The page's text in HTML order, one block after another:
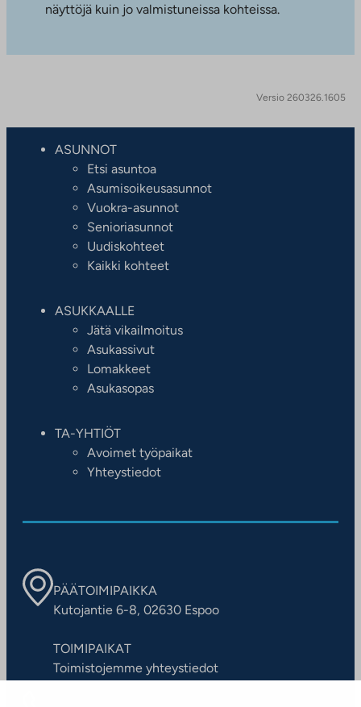
näyttöjä kuin jo valmistuneissa kohteissa.
Versio 260326.1605
ASUNNOT
Etsi asuntoa
Asumisoikeusasunnot
Vuokra-asunnot
Senioriasunnot
Uudiskohteet
Kaikki kohteet
ASUKKAALLE
Jätä vikailmoitus
Asukassivut
Lomakkeet
Asukasopas
TA-YHTIÖT
Avoimet työpaikat
Yhteystiedot
PÄÄTOIMIPAIKKA
Kutojantie 6-8, 02630 Espoo
TOIMIPAIKAT
Toimistojemme yhteystiedot